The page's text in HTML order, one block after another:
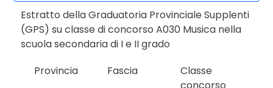
Estratto della Graduatoria Provinciale Supplenti
(GPS) su classe di concorso A030 Musica nella
scuola secondaria di I e II grado
Provincia
Fascia
Classe